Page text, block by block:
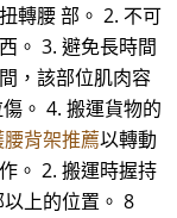
轉腰 部。 2. 不可
。 3. 避免長時間
，該部位肌肉容
。 4. 搬運貨物的
背架推薦以轉動
。 2. 搬運時握持
上的位置。 8